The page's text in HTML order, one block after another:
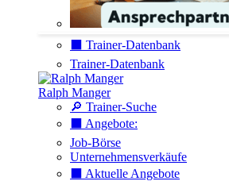
⬛️ Trainer-Datenbank
Trainer-Datenbank
Ralph Manger
🔎 Trainer-Suche
⬛️ Angebote:
Job-Börse
Unternehmensverkäufe
⬛️ Aktuelle Angebote